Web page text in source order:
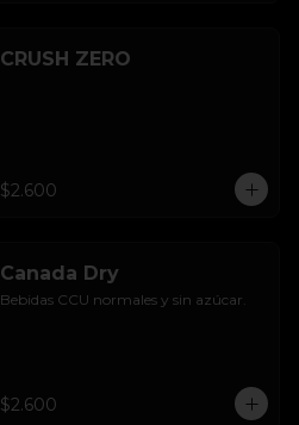
CRUSH ZERO
$2.600
Canada Dry
Bebidas CCU normales y sin azúcar.
$2.600